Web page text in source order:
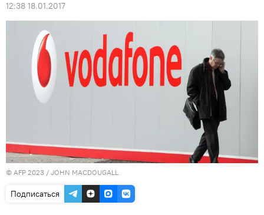
12:38 18.01.2017
© AFP 2023 / JOHN MACDOUGALL
Подписаться